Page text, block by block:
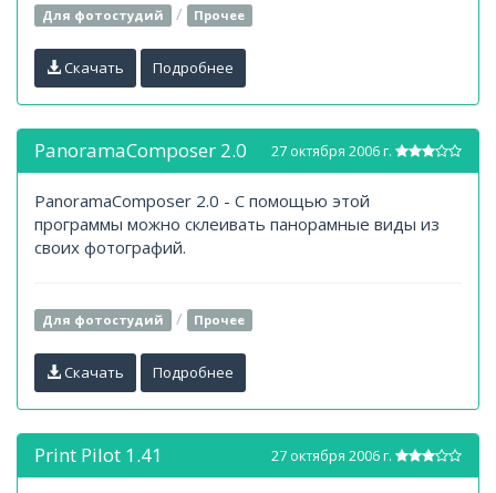
Для фотостудий / Прочее
Скачать Подробнее
27 октября 2006 г.
PanoramaComposer 2.0
PanoramaComposer 2.0 - С помощью этой
программы можно склеивать панорамные виды из
своих фотографий.
Для фотостудий / Прочее
Скачать Подробнее
27 октября 2006 г.
Print Pilot 1.41